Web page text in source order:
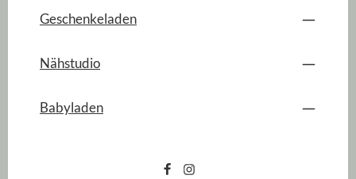
Geschenkeladen
Nähstudio
Babyladen